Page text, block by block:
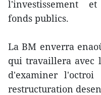
l'investissement
fonds publics.
La BM enverra
qui travaillera avec
d'examiner l'octroi
restructuration